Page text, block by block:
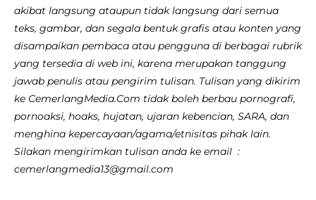
akibat langsung ataupun tidak langsung dari semua
teks, gambar, dan segala bentuk grafis atau konten yang
disampaikan pembaca atau pengguna di berbagai rubrik
yang tersedia di web ini, karena merupakan tanggung
jawab penulis atau pengirim tulisan. Tulisan yang dikirim
ke CemerlangMedia.Com tidak boleh berbau pornografi,
pornoaksi, hoaks, hujatan, ujaran kebencian, SARA, dan
menghina kepercayaan/agama/etnisitas pihak lain.
Silakan mengirimkan tulisan anda ke email :
cemerlangmedia13@gmail.com